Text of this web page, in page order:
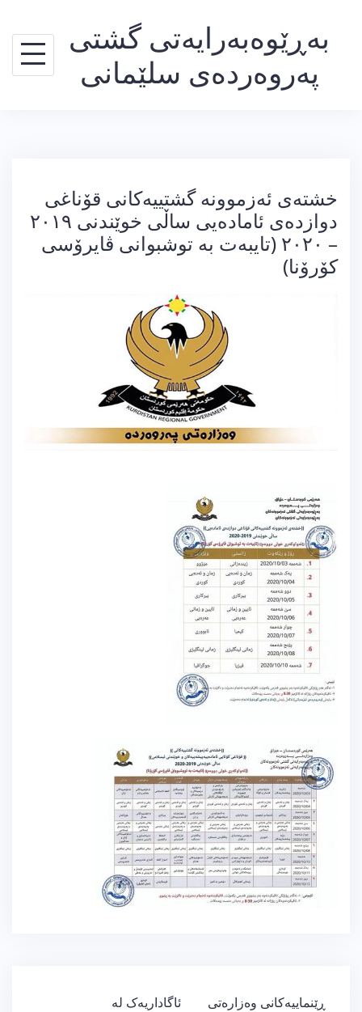
بەڕێوەبەرایەتی گشتی
پەروەردەی سلێمانی
خشتەی ئەزموونە گشتییەکانی قۆناغی
دوازدەی ئامادەیی ساڵی خوێندنی ٢٠١٩
– ٢٠٢٠‌ (تایبەت بە توشبوانی ڤایرۆسی
کۆرۆنا)
ڕێدۆزیی
ئاگاداریەک لە
ڕێنماییەکانی وەزارەتی